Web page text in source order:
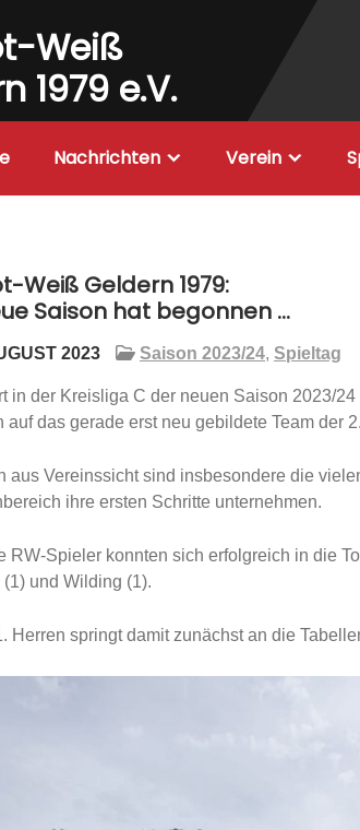
Weiß
1979 e.V.
Nachrichten Verein
Weiß Geldern 1979:
Saison hat begonnen …
2023 Saison 2023/24, Spieltag
in der Kreisliga C der neuen Saison 2023/
auf das gerade erst neu gebildete Team der
aus Vereinssicht sind insbesondere die
ihre ersten Schritte unternehmen.
RW-Spieler konnten sich erfolgreich in die
(1) und Wilding (1).
Herren springt damit zunächst an die